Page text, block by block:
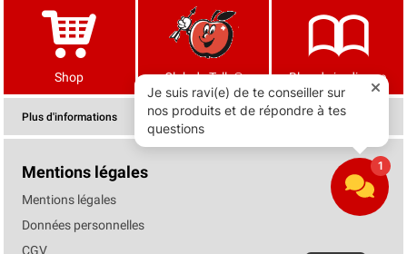
Shop Club de Tells® Blog de jardinage
Plus d'informations
Mentions légales
Mentions légales
Données personnelles
CGV